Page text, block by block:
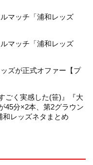
a
n
e
マッチ「浦和レッズ
マッチ「浦和レッズ
ズが正式オファー【プ
ごく実感した(笹)』『大
45分×2本、第2グラウン
和レッズネタまとめ